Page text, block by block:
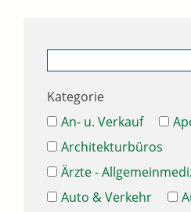
Kategorie
An- u. Verkauf
Architekturbüros
Ärzte -
Auto & Verkehr